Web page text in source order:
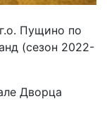
Пущино по
(сезон 2022-
Дворца